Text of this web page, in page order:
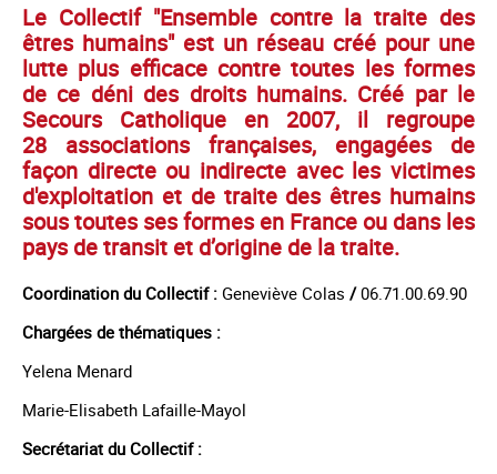
Le Collectif "Ensemble contre la traite des
êtres humains" est un réseau créé pour une
lutte plus efficace contre toutes les formes
de ce déni des droits humains. Créé par le
Secours Catholique en 2007, il regroupe
28 associations françaises, engagées de
façon directe ou indirecte avec les victimes
d'exploitation et de traite des êtres humains
sous toutes ses formes en France ou dans les
pays de transit et d’origine de la traite.
Coordination du Collectif : Geneviève Colas /06.71.00.69.90
Chargées de thématiques :
Yelena Menard
Marie-Elisabeth Lafaille-Mayol
Secrétariat du Collectif :